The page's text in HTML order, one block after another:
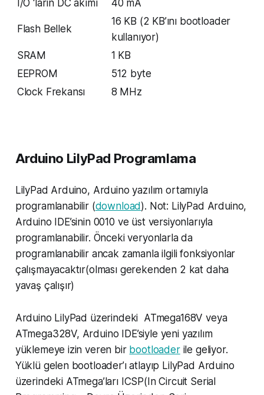
I/O ‘ların DC akımı 40 mA
Flash Bellek
16 KB (2 KB’ını bootloader
kullanıyor)
SRAM
1 KB
EEPROM
512 byte
Clock Frekansı
8 MHz
Arduino LilyPad Programlama
LilyPad Arduino, Arduino yazılım ortamıyla
programlanabilir (download). Not: LilyPad Arduino,
Arduino IDE’sinin 0010 ve üst versiyonlarıyla
programlanabilir. Önceki veryonlarla da
programlanabilir ancak zamanla ilgili fonksiyonlar
çalışmayacaktır(olması gerekenden 2 kat daha
yavaş çalışır)
Arduino LilyPad üzerindeki ATmega168V veya
ATmega328V, Arduino IDE’siyle yeni yazılım
yüklemeye izin veren bir bootloaderile geliyor.
Yüklü gelen bootloader’ı atlayıp LilyPad Arduino
üzerindeki ATmega’ları ICSP(In Circuit Serial